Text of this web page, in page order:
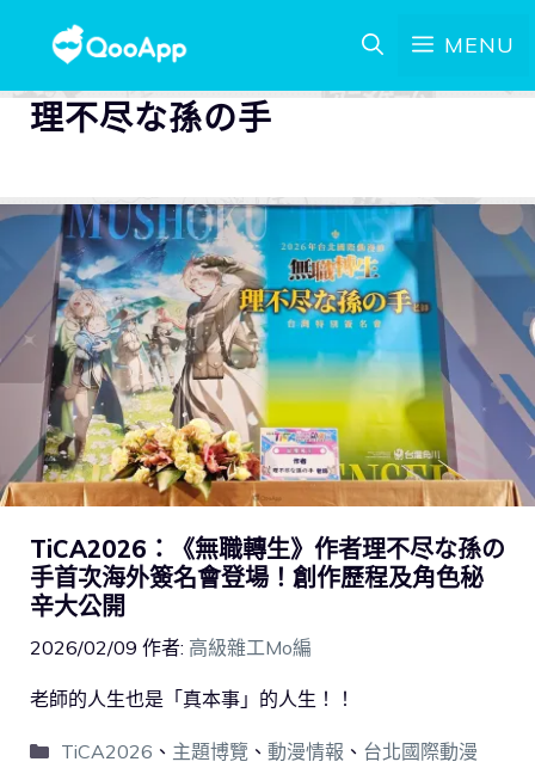
MENU
理不尽な孫の手
TiCA2026：《無職轉生》作者理不尽な孫の
手首次海外簽名會登場！創作歷程及角色秘
辛大公開
2026/02/09 作者: 高級雜工Mo編
老師的人生也是「真本事」的人生！！
TiCA2026 、 主題博覽 、 動漫情報 、 台北國際動漫